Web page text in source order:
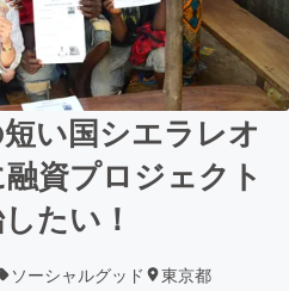
い国シエラレオ
資プロジェクト
たい！
ソーシャルグッド 東京都